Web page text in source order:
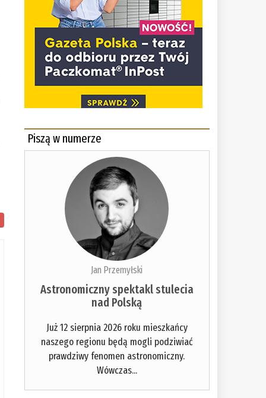
Piszą w numerze
Jan Przemyłski
Astronomiczny spektakl stulecia
nad Polską
Już 12 sierpnia 2026 roku mieszkańcy
naszego regionu będą mogli podziwiać
prawdziwy fenomen astronomiczny.
Wówczas...